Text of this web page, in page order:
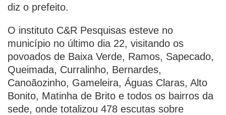
diz o prefeito.
O instituto C&R Pesquisas esteve no
município no último dia 22, visitando os
povoados de Baixa Verde, Ramos, Sapecado,
Queimada, Curralinho, Bernardes,
Canoãozinho, Gameleira, Águas Claras, Alto
Bonito, Matinha de Brito e todos os bairros da
sede, onde totalizou 478 escutas sobre